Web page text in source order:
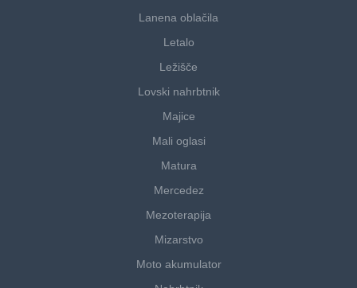
Lanena oblačila
Letalo
Ležišče
Lovski nahrbtnik
Majice
Mali oglasi
Matura
Mercedez
Mezoterapija
Mizarstvo
Moto akumulator